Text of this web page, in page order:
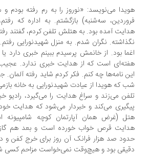
می‌نویسد: «نوروز را به رم رفته بودم و سوم
سه‌شنبه) بازگشتم. به اداره که رفتم،
آمده بود. به هتلش تلفن کردم، گفتند رفته
نگران شدم. به منزل شهیدنورایی رفتم.
بود. از خانمش پرسیدم ببینم خبری دارد یا
است که از هدایت خبری ندارد. عجیب بود.
نامه‌ها چه کنم. فکر کردم شاید رفته آلمان. جز صبر
که هویدا از عیادت شهیدنورایی به خانه
می‌زند و سراغ هدایت را می‌گیرد، رادیو خبری
می‌کند و خبردار می‌شود که هدایت خود را
(غرض همان آپارتمان کوچه شامپیونه است)
قرص خواب خورده است و بعد هم گاز را
صد هزار فرانک آن روز برای خرج کفن و دفن
بود و هیچ‌وقت نمی‌خواست مزاحم کسی شود».